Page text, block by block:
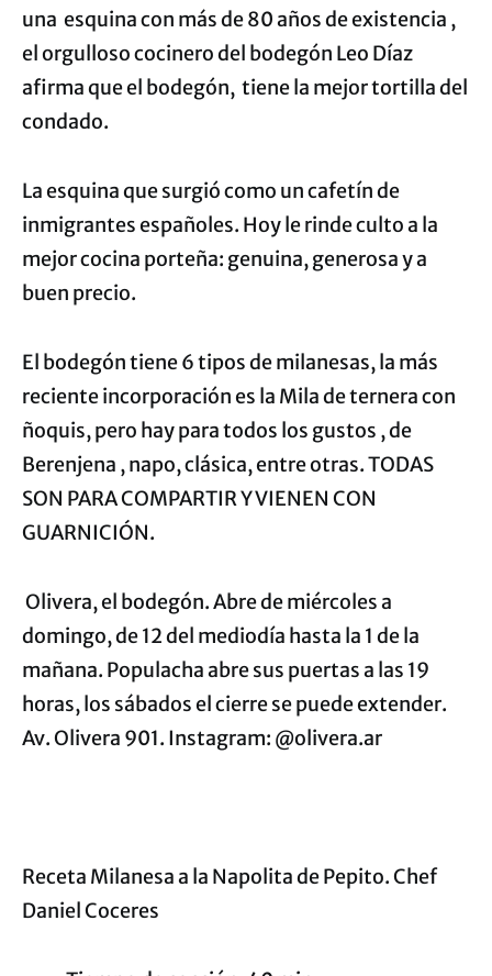
una esquina con más de 80 años de existencia ,
el orgulloso cocinero del bodegón Leo Díaz
afirma que el bodegón, tiene la mejor tortilla del
condado.
La esquina que surgió como un cafetín de
inmigrantes españoles. Hoy le rinde culto a la
mejor cocina porteña: genuina, generosa y a
buen precio.
El bodegón tiene 6 tipos de milanesas, la más
reciente incorporación es la Mila de ternera con
ñoquis, pero hay para todos los gustos , de
Berenjena , napo, clásica, entre otras. TODAS
SON PARA COMPARTIR Y VIENEN CON
GUARNICIÓN.
Olivera, el bodegón.Abre de miércoles a
domingo, de 12 del mediodía hasta la 1 de la
mañana. Populacha abre sus puertas a las 19
horas, los sábados el cierre se puede extender.
Av. Olivera 901. Instagram: @olivera.ar
Receta Milanesa a la Napolita de Pepito. Chef
Daniel Coceres